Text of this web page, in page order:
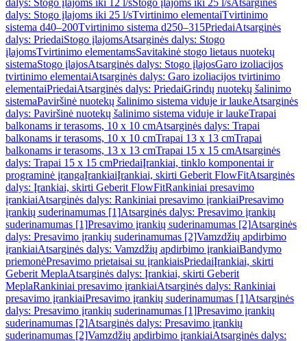
dalys: Stogo įlajoms iki 12 l/sStogo įlajoms iki 25 l/sAtsarginės
dalys: Stogo įlajoms iki 25 l/sTvirtinimo elementaiTvirtinimo
sistema d40–200Tvirtinimo sistema d250–315PriedaiAtsarginės
dalys: PriedaiStogo įlajomsAtsarginės dalys: Stogo
įlajomsTvirtinimo elementamsSavitakinė stogo lietaus nuotekų
sistemaStogo įlajosAtsarginės dalys: Stogo įlajosGaro izoliacijos
tvirtinimo elementaiAtsarginės dalys: Garo izoliacijos tvirtinimo
elementaiPriedaiAtsarginės dalys: PriedaiGrindų nuotekų šalinimo
sistemaPaviršinė nuotekų šalinimo sistema viduje ir laukeAtsarginės
dalys: Paviršinė nuotekų šalinimo sistema viduje ir laukeTrapai
balkonams ir terasoms, 10 x 10 cmAtsarginės dalys: Trapai
balkonams ir terasoms, 10 x 10 cmTrapai 13 x 13 cmTrapai
balkonams ir terasoms, 13 x 13 cmTrapai 15 x 15 cmAtsarginės
dalys: Trapai 15 x 15 cmPriedaiĮrankiai, tinklo komponentai ir
programinė įrangaĮrankiaiĮrankiai, skirti Geberit FlowFitAtsarginės
dalys: Įrankiai, skirti Geberit FlowFitRankiniai presavimo
įrankiaiAtsarginės dalys: Rankiniai presavimo įrankiaiPresavimo
įrankių suderinamumas [1]Atsarginės dalys: Presavimo įrankių
suderinamumas [1]Presavimo įrankių suderinamumas [2]Atsarginės
dalys: Presavimo įrankių suderinamumas [2]Vamzdžių apdirbimo
įrankiaiAtsarginės dalys: Vamzdžių apdirbimo įrankiaiBandymo
priemonėPresavimo prietaisai su įrankiaisPriedaiĮrankiai, skirti
Geberit MeplaAtsarginės dalys: Įrankiai, skirti Geberit
MeplaRankiniai presavimo įrankiaiAtsarginės dalys: Rankiniai
presavimo įrankiaiPresavimo įrankių suderinamumas [1]Atsarginės
dalys: Presavimo įrankių suderinamumas [1]Presavimo įrankių
suderinamumas [2]Atsarginės dalys: Presavimo įrankių
suderinamumas [2]Vamzdžių apdirbimo įrankiaiAtsarginės dalys: